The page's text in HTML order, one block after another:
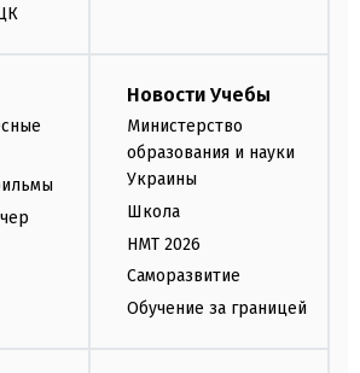
Новости Учебы
Министерство
образования и науки
Украины
Школа
НМТ 2026
Саморазвитие
Обучение за границей